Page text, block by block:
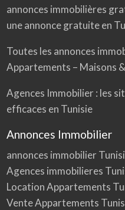
annonces immobilières
une annonce gratuite en
Toutes les annonces
Appartements – Maisons
Agences Immobilier : les
efficaces en Tunisie
Annonces Immobilier
annonces immobilier
Agences immobilieres
Location Appartements
Vente Appartements